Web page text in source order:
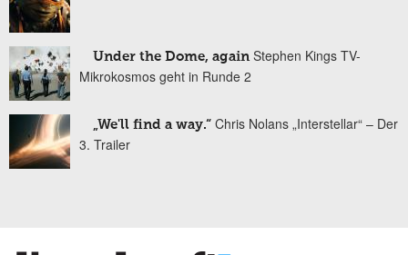
Under the Dome, again Stephen Kings TV-
Mikrokosmos geht in Runde 2
„We'll find a way.“ Chris Nolans „Interstellar“ – Der
3. Trailer